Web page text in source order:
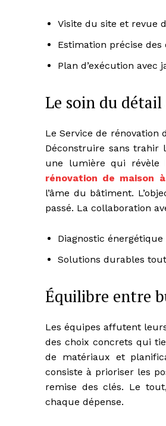
Visite du site et revue
Estimation précise des
Plan d’exécution avec
Le soin du
Le Service de
Déconstruire sans trahir
une lumière qui révèle
rénovation de maison
l’âme du bâtiment.
passé. La collaboration
Diagnostic
Solutions durables
Équilibre entre
Les équipes affutent
des choix concrets qui
de matériaux et
consiste à prioriser les
remise des clés. Le
chaque dépense.